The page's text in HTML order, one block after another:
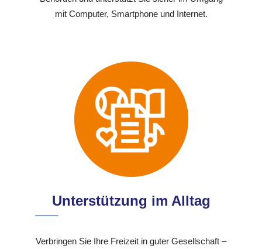
mit Computer, Smartphone und Internet.
Unterstützung im Alltag
Verbringen Sie Ihre Freizeit in guter Gesellschaft –